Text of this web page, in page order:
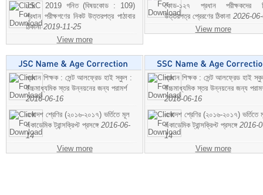
JSC 2019 গনিত (বিষয়কোড : 109)
প্রধান পরীক্ষগণের নিকট উত্তরপত্র পাঠাবার
ঠিকানা2019-11-25
View more
কোড-১২৭ প্রধান পরীক্ষকদের
উত্তরপত্র প্রেরণের ঠিকানা 2026-
View more
প্রধান শিক্ষক : সেন্ট আলফ্রেড হাই স্কুল :
উচ্চমাধ্যমিক স্তর উন্নয়নের জন্য পরামর্শ
2016-06-16
একাদশ শ্রেণির (২০১৬-২০১৭) ভর্তিতে মূল
একাডেমিক ট্রান্সক্রিপ্ট প্রসঙ্গে 2016-06-
14
View more
প্রধান শিক্ষক : সেন্ট আলফ্রেড হাই
উচ্চমাধ্যমিক স্তর উন্নয়নের জন্য
2016-06-16
একাদশ শ্রেণির (২০১৬-২০১৭) ভর্তিতে
একাডেমিক ট্রান্সক্রিপ্ট প্রসঙ্গে 2016-
14
View more